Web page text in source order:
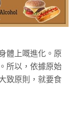
體上嘅進化。原
所以，依據原始
致原則，就要食